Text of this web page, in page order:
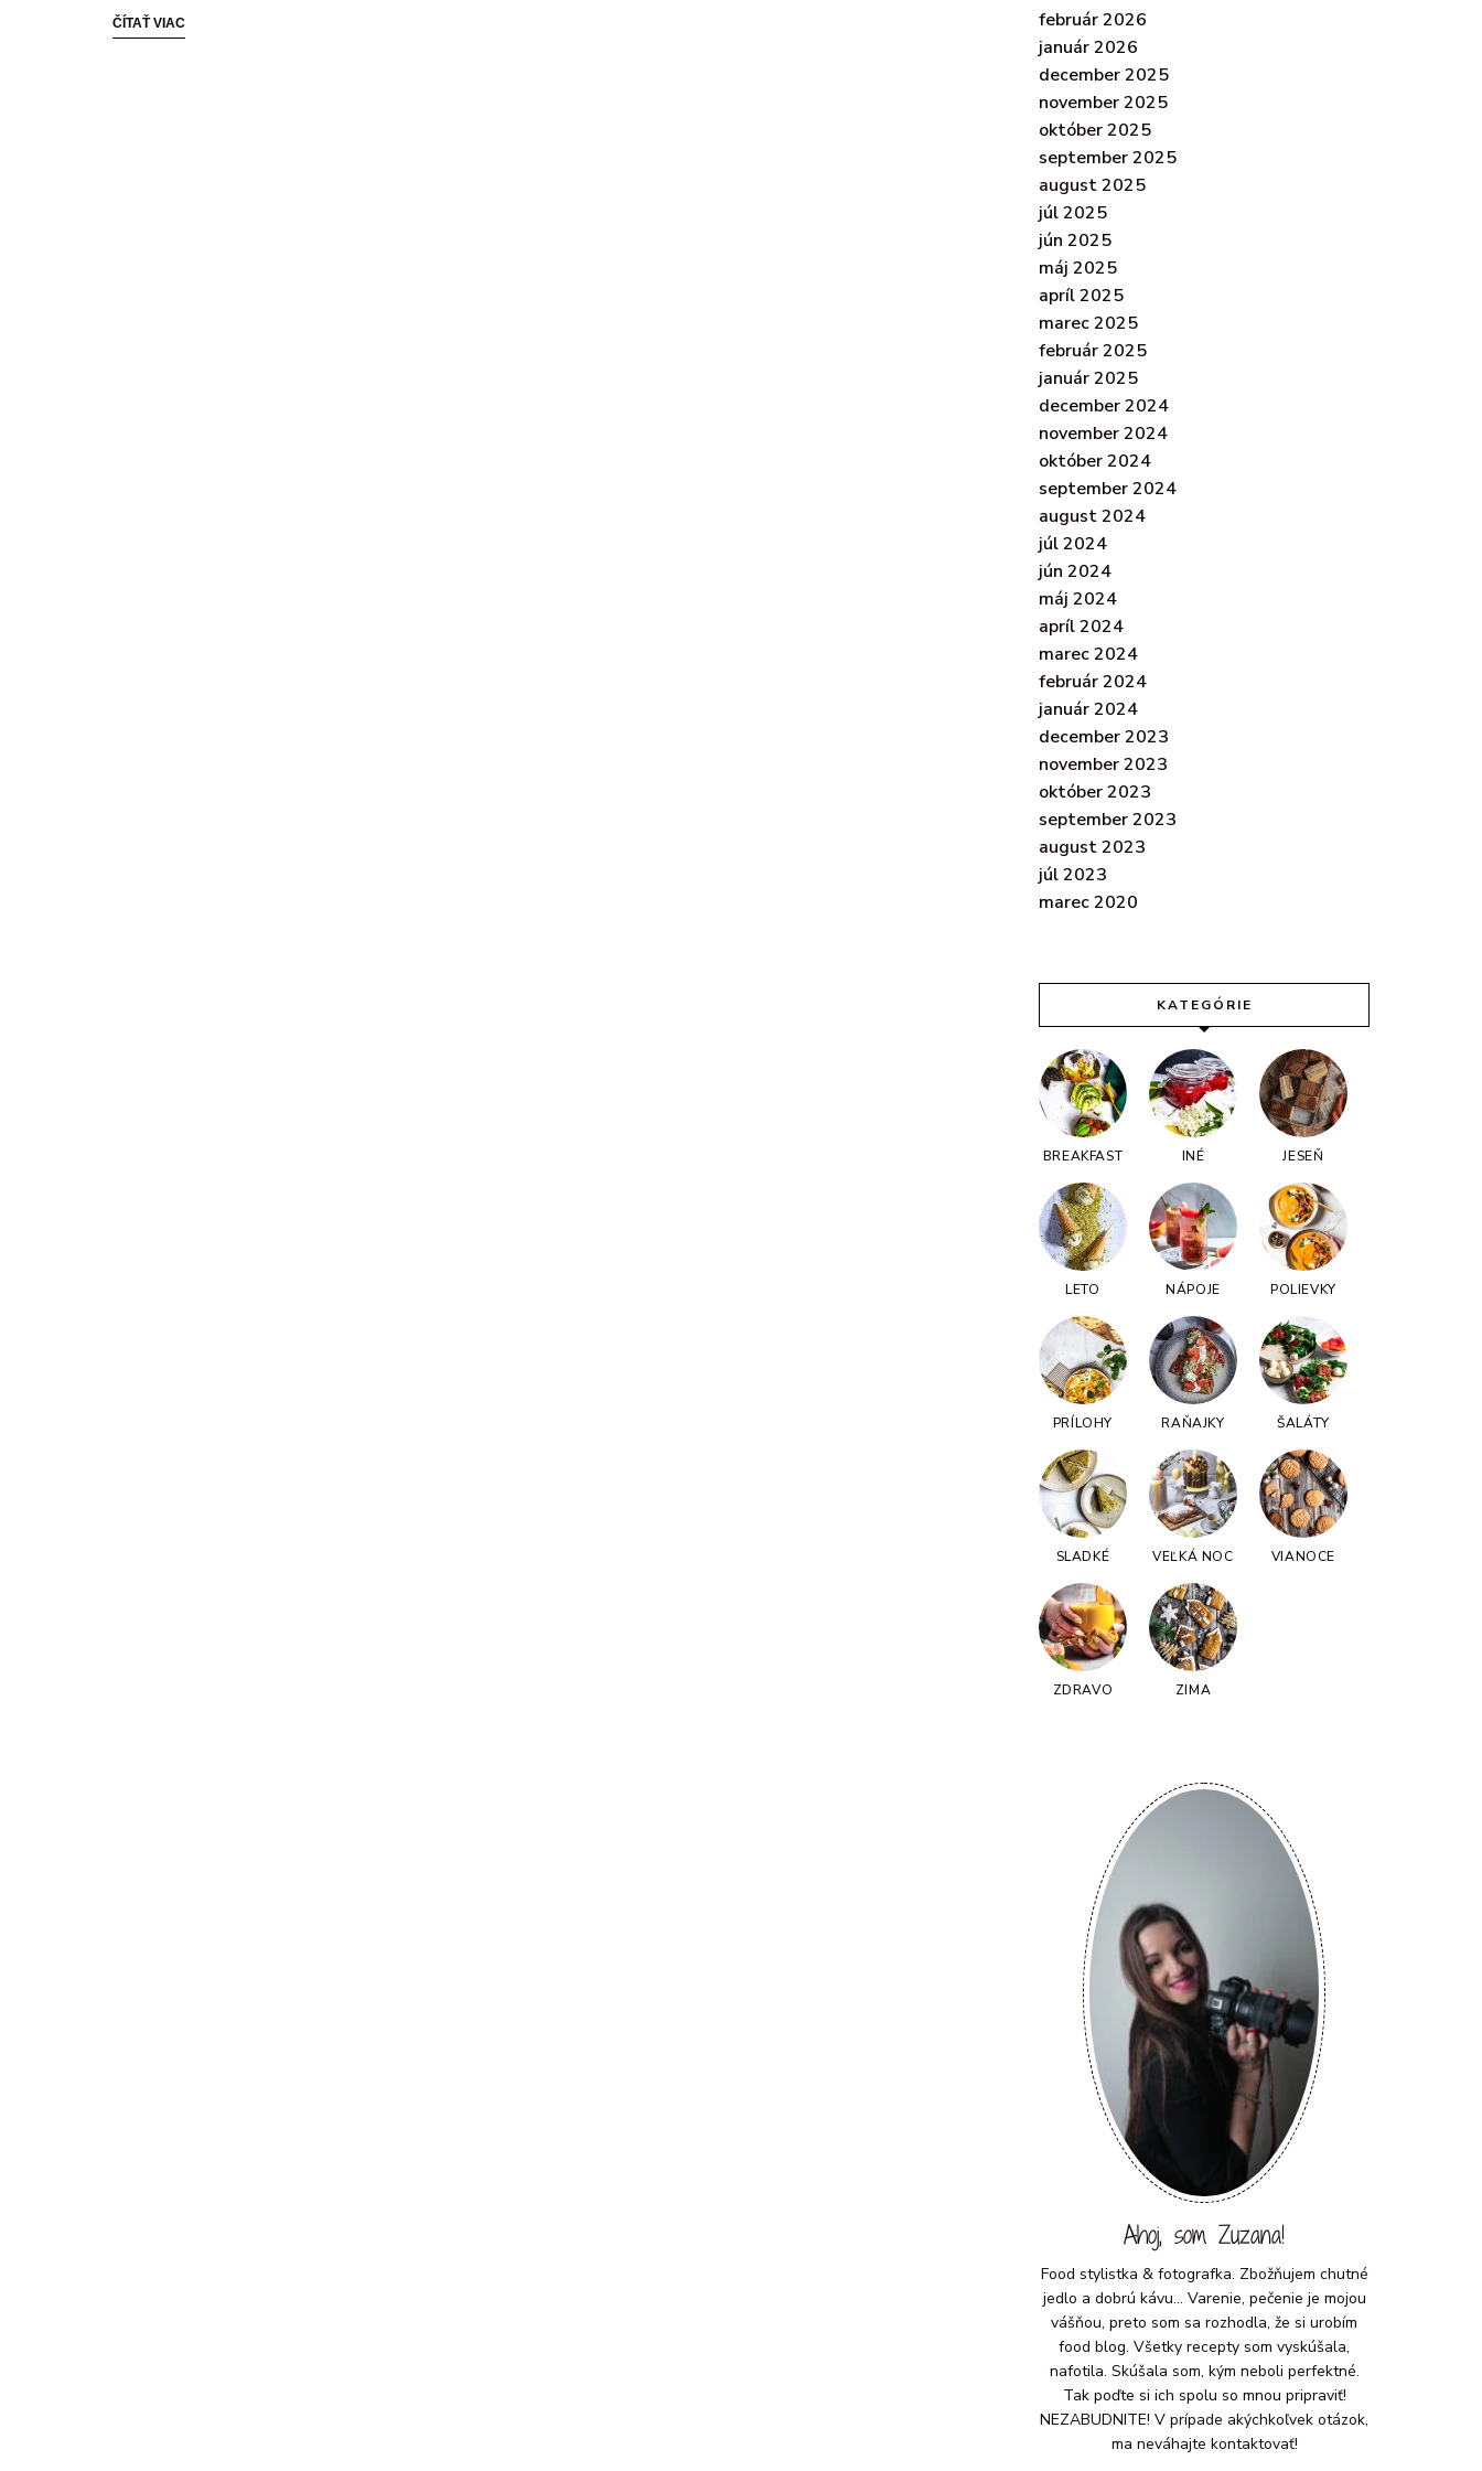
ČÍTAŤ VIAC
február 2026
január 2026
december 2025
november 2025
október 2025
september 2025
august 2025
júl 2025
jún 2025
máj 2025
apríl 2025
marec 2025
február 2025
január 2025
december 2024
november 2024
október 2024
september 2024
august 2024
júl 2024
jún 2024
máj 2024
apríl 2024
marec 2024
február 2024
január 2024
december 2023
november 2023
október 2023
september 2023
august 2023
júl 2023
marec 2020
KATEGÓRIE
BREAKFAST INÉ JESEŇ
LETO NÁPOJE POLIEVKY
PRÍLOHY RAŇAJKY ŠALÁTY
SLADKÉ VEĽKÁ NOC VIANOCE
ZDRAVO ZIMA
Ahoj, som Zuzana!
Food stylistka & fotografka. Zbožňujem chutné
jedlo a dobrú kávu... Varenie, pečenie je mojou
vášňou, preto som sa rozhodla, že si urobím
food blog. Všetky recepty som vyskúšala,
nafotila. Skúšala som, kým neboli perfektné.
Tak poďte si ich spolu so mnou pripraviť!
NEZABUDNITE! V prípade akýchkoľvek otázok,
ma neváhajte kontaktovať!